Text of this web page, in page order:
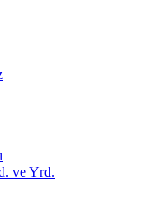
ve Yrd.